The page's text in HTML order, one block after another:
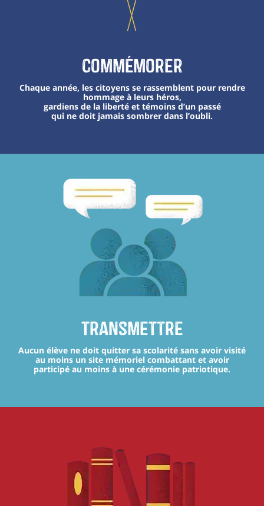
Commémorer
Chaque année, les citoyens se rassemblent pour rendre
hommage à leurs héros,
gardiens de la liberté et témoins d’un passé
qui ne doit jamais sombrer dans l’oubli.
transmettre
Aucun élève ne doit quitter sa scolarité sans avoir visité
au moins un site mémoriel combattant et avoir
participé au moins à une cérémonie patriotique.